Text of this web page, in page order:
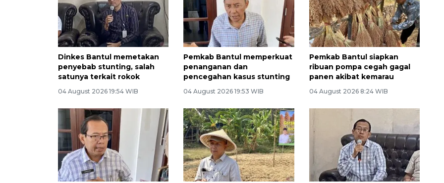
Dinkes Bantul memetakan
penyebab stunting, salah
satunya terkait rokok
04 August 2026 19:54 WIB
Pemkab Bantul memperkuat
penanganan dan
pencegahan kasus stunting
04 August 2026 19:53 WIB
Pemkab Bantul siapkan
ribuan pompa cegah gagal
panen akibat kemarau
04 August 2026 8:24 WIB